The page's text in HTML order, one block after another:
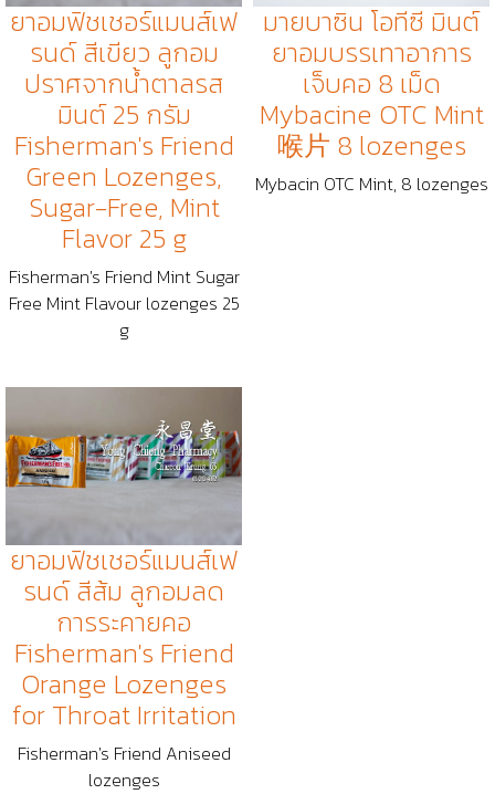
ยาอมฟิชเชอร์แมนส์เฟ
รนด์ สีเขียว ลูกอม
ปราศจากน้ำตาลรส
มินต์ 25 กรัม
Fisherman's Friend
Green Lozenges,
Sugar-Free, Mint
Flavor 25 g
Fisherman's Friend Mint Sugar
Free Mint Flavour lozenges 25
g
มายบาซิน โอทีซี มินต์
ยาอมบรรเทาอาการ
เจ็บคอ 8 เม็ด
Mybacine OTC Mint
喉片 8 lozenges
Mybacin OTC Mint, 8 lozenges
ยาอมฟิชเชอร์แมนส์เฟ
รนด์ สีส้ม ลูกอมลด
การระคายคอ
Fisherman's Friend
Orange Lozenges
for Throat Irritation
Fisherman's Friend Aniseed
lozenges